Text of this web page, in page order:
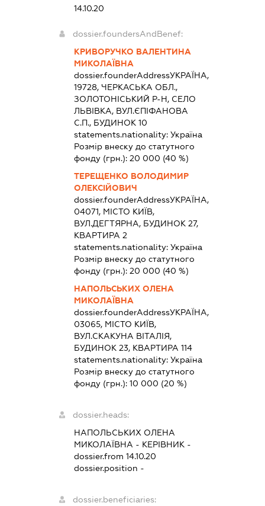
14.10.20
dossier.foundersAndBenef:
КРИВОРУЧКО ВАЛЕНТИНА
МИКОЛАЇВНА
dossier.founderAddressУКРАЇНА,
19728, ЧЕРКАСЬКА ОБЛ.,
ЗОЛОТОНІСЬКИЙ Р-Н, СЕЛО
ЛЬВІВКА, ВУЛ.ЄПІФАНОВА
С.П., БУДИНОК 10
statements.nationality:Україна
Розмір внеску до статутного
фонду (грн.):20 000 (40 %)
ТЕРЕЩЕНКО ВОЛОДИМИР
ОЛЕКСІЙОВИЧ
dossier.founderAddressУКРАЇНА,
04071, МІСТО КИЇВ,
ВУЛ.ДЕГТЯРНА, БУДИНОК 27,
КВАРТИРА 2
statements.nationality:Україна
Розмір внеску до статутного
фонду (грн.):20 000 (40 %)
НАПОЛЬСЬКИХ ОЛЕНА
МИКОЛАЇВНА
dossier.founderAddressУКРАЇНА,
03065, МІСТО КИЇВ,
ВУЛ.СКАКУНА ВІТАЛІЯ,
БУДИНОК 23, КВАРТИРА 114
statements.nationality:Україна
Розмір внеску до статутного
фонду (грн.):10 000 (20 %)
dossier.heads:
НАПОЛЬСЬКИХ ОЛЕНА
МИКОЛАЇВНА - КЕРІВНИК -
dossier.from 14.10.20
dossier.position -
dossier.beneficiaries: